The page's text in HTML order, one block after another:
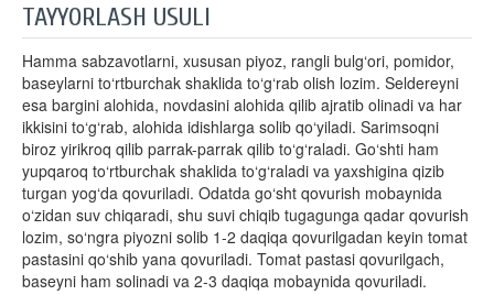
TAYYORLASH USULI
Hamma sabzavotlarni, xususan piyoz, rangli bulg‘ori, pomidor,
baseylarni to‘rtburchak shaklida to‘g‘rab olish lozim. Seldereyni
esa bargini alohida, novdasini alohida qilib ajratib olinadi va har
ikkisini to‘g‘rab, alohida idishlarga solib qo‘yiladi. Sarimsoqni
biroz yirikroq qilib parrak-parrak qilib to‘g‘raladi. Go‘shti ham
yupqaroq to‘rtburchak shaklida to‘g‘raladi va yaxshigina qizib
turgan yog‘da qovuriladi. Odatda go‘sht qovurish mobaynida
o‘zidan suv chiqaradi, shu suvi chiqib tugagunga qadar qovurish
lozim, so‘ngra piyozni solib 1-2 daqiqa qovurilgadan keyin tomat
pastasini qo‘shib yana qovuriladi. Tomat pastasi qovurilgach,
baseyni ham solinadi va 2-3 daqiqa mobaynida qovuriladi.